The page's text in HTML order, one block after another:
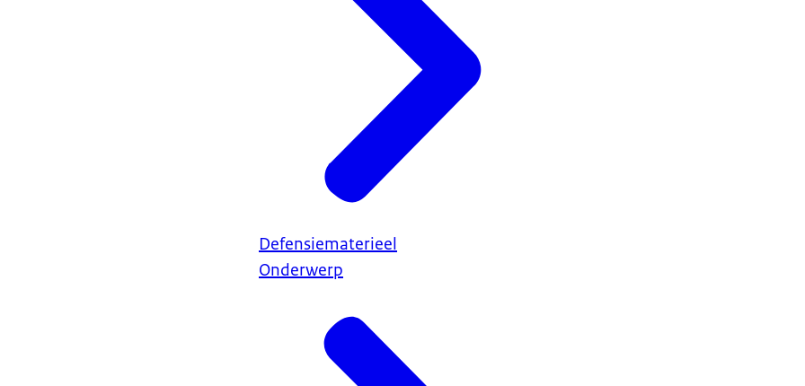
Defensiematerieel
Onderwerp